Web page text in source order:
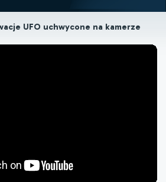
UFO uchwycone na kamerze